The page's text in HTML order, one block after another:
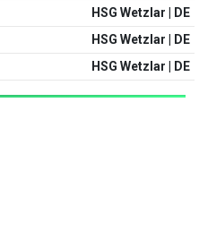
HSG Wetzlar | DE
HSG Wetzlar | DE
HSG Wetzlar | DE